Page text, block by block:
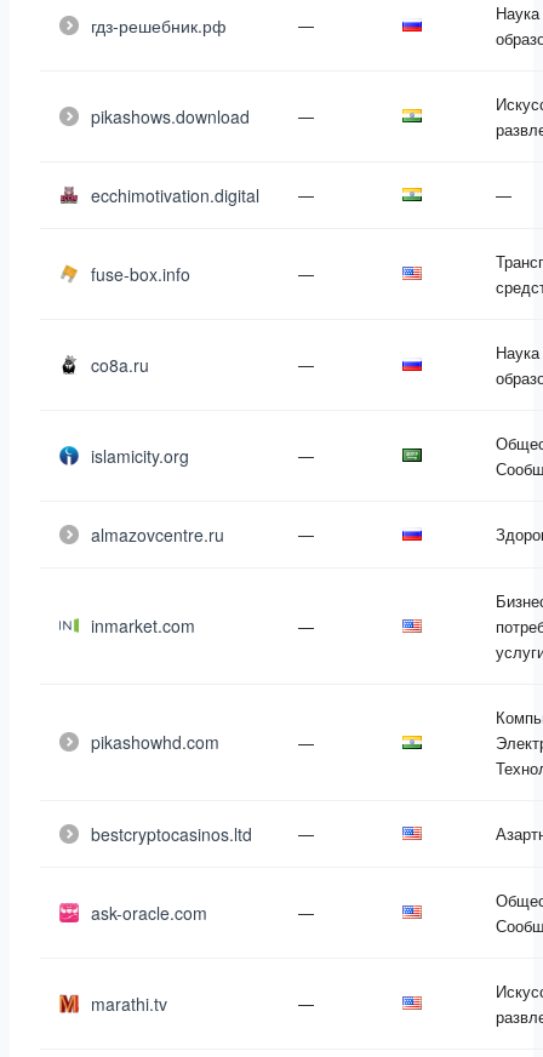
гдз-решебник.рф —
pikashows.download —
ecchimotivation.digital — —
fuse-box.info —
co8a.ru —
islamicity.org —
almazovcentre.ru —
inmarket.com —
pikashowhd.com —
bestcryptocasinos.ltd —
ask-oracle.com —
marathi.tv —